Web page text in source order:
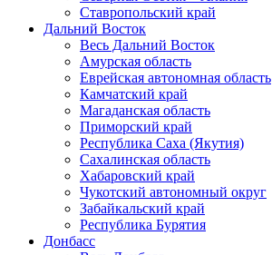
Ставропольский край
Дальний Восток
Весь Дальний Восток
Амурская область
Еврейская автономная область
Камчатский край
Магаданская область
Приморский край
Республика Саха (Якутия)
Сахалинская область
Хабаровский край
Чукотский автономный округ
Забайкальский край
Республика Бурятия
Донбасс